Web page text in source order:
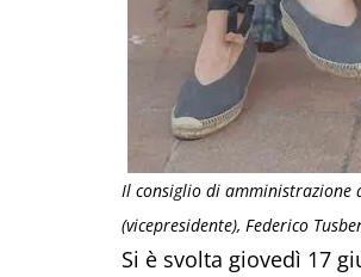
Il consiglio di amministrazione
(vicepresidente), Federico
Si è svolta giovedì 17